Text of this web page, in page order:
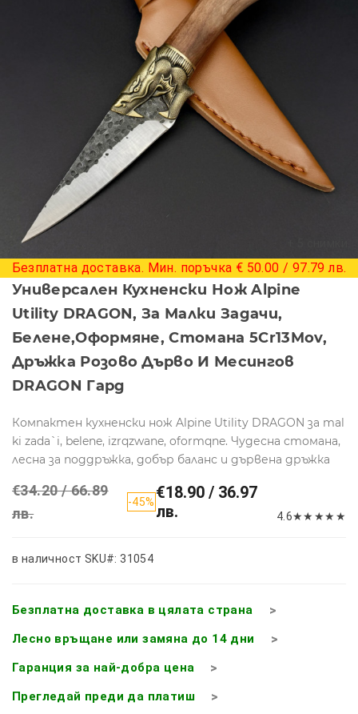
Безплатна доставка. Мин. поръчка € 50.00 / 97.79 лв.
Универсален Кухненски Нож Alpine
Utility DRAGON, За Малки Задачи,
Белене,оформяне, Стомана 5Cr13Mov,
Дръжка Розово Дърво И Месингов
DRAGON Гард
Компактен кухненски нож Alpine Utility DRAGON за mal
ki zada`i, belene, izrqzwane, oformqne. Чудесна стомана,
лесна за поддръжка, добър баланс и дървена дръжка
€34.20 / 66.89
лв.
-45%€18.90 / 36.97
лв.
4.6★★ ★★ ★
в наличност SKU#: 31054
Безплатна доставка в цялата страна
Лесно връщане или замяна до 14 дни
Гаранция за най-добра цена
Прегледай преди да платиш